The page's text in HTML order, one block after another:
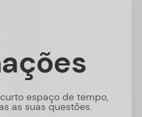
espaço de tempo,
as suas questões.